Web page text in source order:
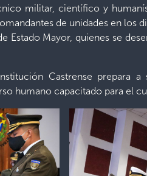
militar, científico y
de unidades en
Estado Mayor, quienes se
Castrense prepara
humano capacitado para el